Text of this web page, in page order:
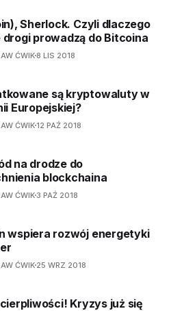
Sherlock. Czyli dlaczego
prowadzą do Bitcoina
ĆWIK 8 LIS 2018
są kryptowaluty w
Europejskiej?
ĆWIK 12 PAŹ 2018
na drodze do
blockchaina
ĆWIK 3 PAŹ 2018
wspiera rozwój energetyki
ĆWIK 25 WRZ 2018
Kryzys już się